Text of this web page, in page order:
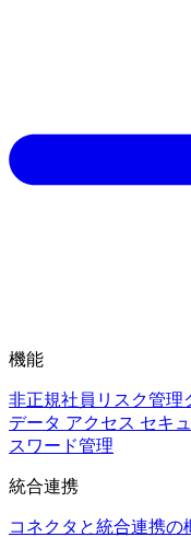
機能
非正規社員リスク管理
データ アクセス セキ
スワード管理
統合連携
コネクタと統合連携の